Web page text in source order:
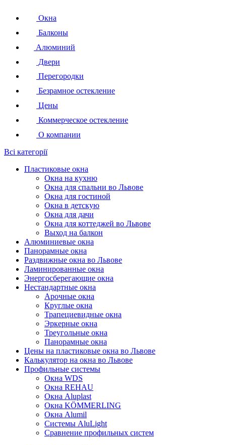
Окна
Балконы
Алюминий
Двери
Перегородки
Безрамное остекление
Цены
Коммерческое остекление
О компании
Всі категорії
Пластиковые окна
Окна на кухню
Окна для спальни во Львове
Окна для гостиной
Окна в детскую
Окна для дачи
Окна для коттеджей во Львове
Выход на балкон
Алюминиевые окна
Панорамные окна
Раздвижные окна во Львове
Ламинированные окна
Энергосберегающие окна
Нестандартные окна
Арочные окна
Круглые окна
Трапециевидные окна
Эркерные окна
Треугольные окна
Панорамные окна
Цены на пластиковые окна во Львове
Калькулятор на окна во Львове
Профильные системы
Окна WDS
Окна REHAU
Окна Aluplast
Окна KÖMMERLING
Окна Alumil
Системы AluLight
Сравнение профильных систем